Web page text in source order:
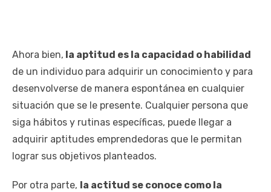
Ahora bien, la aptitud es la capacidad o habilidad
de un individuo para adquirir un conocimiento y para
desenvolverse de manera espontánea en cualquier
situación que se le presente. Cualquier persona que
siga hábitos y rutinas específicas, puede llegar a
adquirir aptitudes emprendedoras que le permitan
lograr sus objetivos planteados.
Por otra parte, la actitud se conoce como la